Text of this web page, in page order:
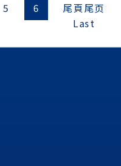
5 6 尾頁尾页
Last